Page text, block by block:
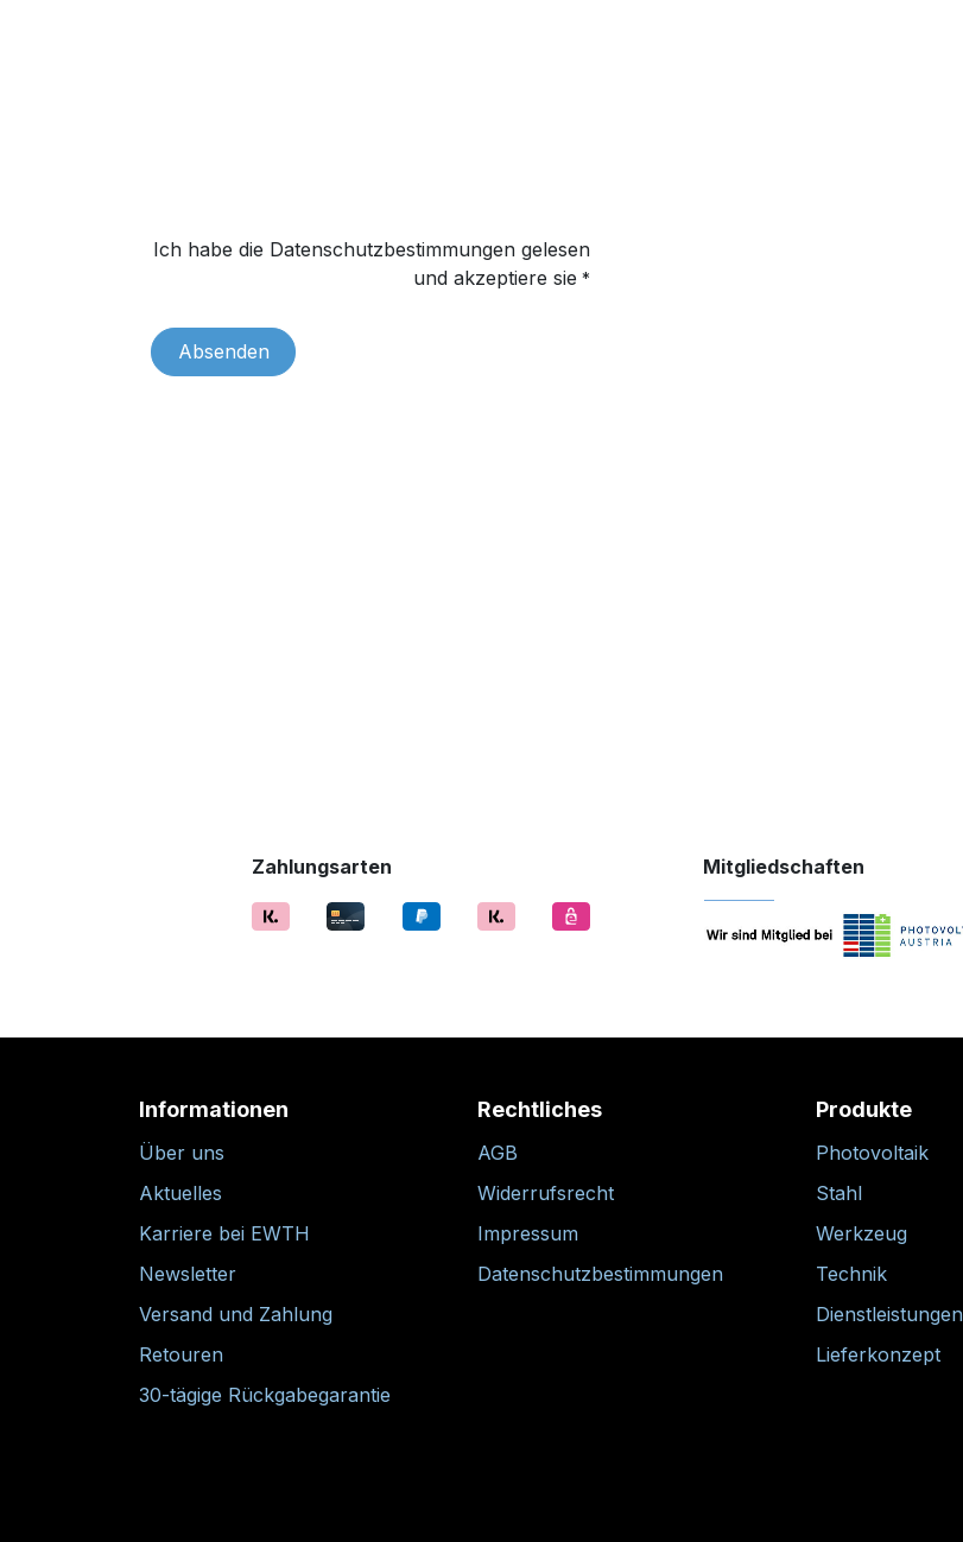
Ich habe die Datenschutzbestimmungen gelesen
und akzeptiere sie *
Absenden
Zahlungsarten Mitgliedschaften
Informationen
Über uns
Aktuelles
Karriere bei EWTH
Newsletter
Versand und Zahlung
Retouren
30-tägige Rückgabegarantie
Rechtliches
AGB
Widerrufsrecht
Impressum
Datenschutzbestimmungen
Produkte
Photovoltaik
Stahl
Werkzeug
Technik
Dienstleistungen
Lieferkonzept